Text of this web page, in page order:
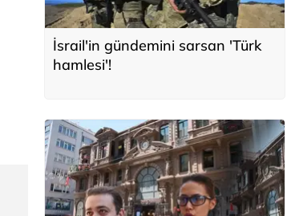
İsrail'in gündemini sarsan 'Türk
hamlesi'!